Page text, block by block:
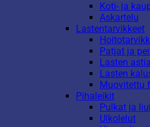
Koti- ja
Askartelu
Lastentarvikkeet
Patjat ja
Lasten
Lasten
Muovitettu
Pihaleikit
Pulkat ja
Ulkolelut